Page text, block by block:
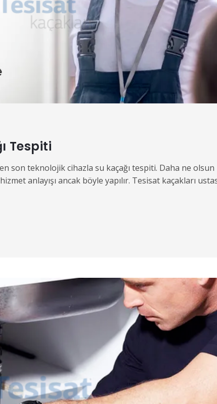
Tespiti
son teknolojik cihazla su kaçağı tespiti. Daha ne olsun
anlayışı ancak böyle yapılır. Tesisat kaçakları